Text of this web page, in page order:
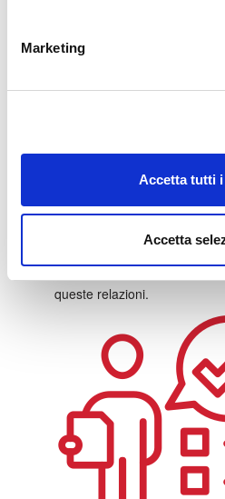
Marketing
Accetta tutti
Accetta
Il networking consiste più
nuovi contatti piuttosto che
conoscono e di cui si fidano.
queste relazioni.